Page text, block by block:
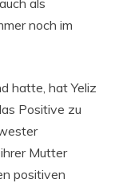
noch im
hatte, hat Yeliz
Positive zu
Mutter
positiven